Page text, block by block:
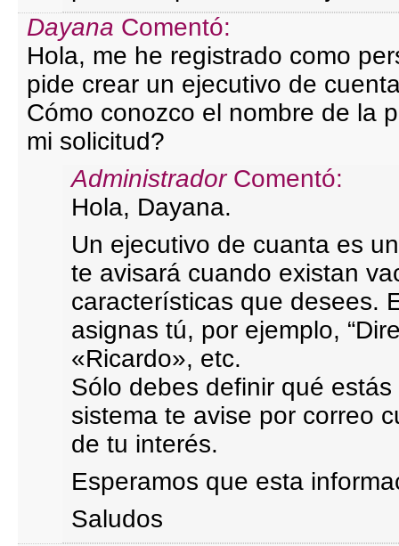
Dayana Comentó:
Hola, me he registrado como
pide crear un ejecutivo de
Cómo conozco el nombre de la
mi solicitud?
Administrador Comentó:
Hola, Dayana.
Un ejecutivo de cuanta es
te avisará cuando existan
características que desees.
asignas tú, por ejemplo,
«Ricardo», etc.
Sólo debes definir qué
sistema te avise por correo
de tu interés.
Esperamos que esta
Saludos